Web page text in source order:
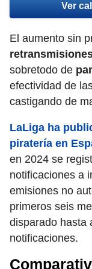
Ver
El aumento sin
sobretodo de
efectividad de
castigando de
LaLiga ha
piratería en
en 2024 se
notificaciones a
emisiones no
primeros seis
disparado hasta
notificaciones.